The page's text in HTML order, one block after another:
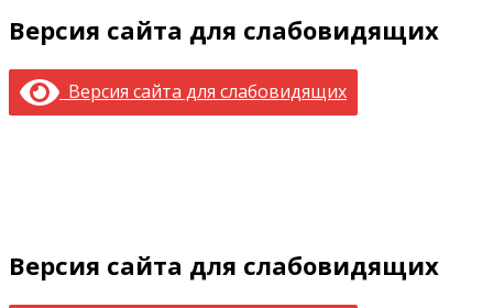
Версия сайта для слабовидящих
Версия сайта для слабовидящих
Версия сайта для слабовидящих